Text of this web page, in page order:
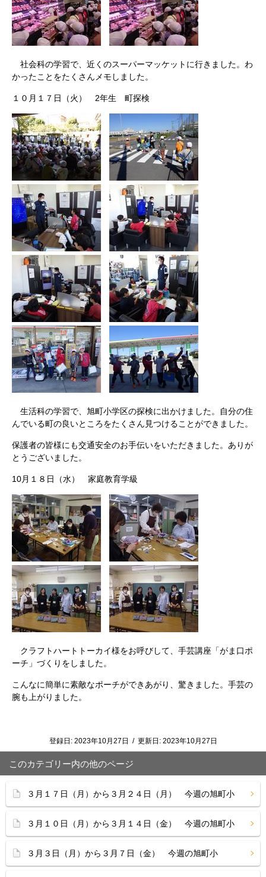
社会科の学習で、近くのスーパーマッケットに行きました。わ
かったことをたくさんメモしました。
１０月１７日（火） 2年生 町探検
生活科の学習で、旭町小学区の探検に出かけました。自分の住
んでいる町の良いところをたくさん見つけることができました。
保護者の皆様にも交通安全のお手伝いをいただきました。ありが
とうございました。
10月１８日（水） 家庭教育学級
クラフトハートトーカイ様をお呼びして、手芸講座「がま口ポ
ーチ」づくりをしました。
こんなに簡単に素敵なポーチができあがり、驚きました。手芸の
腕も上がりました。
登録日: 2023年10月27日 / 更新日: 2023年10月27日
このカテゴリー内の他のページ
３月１７日（月）から３月２４日（月） 今週の旭町小
３月１０日（月）から３月１４日（金） 今週の旭町小
３月３日（月）から３月７日（金） 今週の旭町小